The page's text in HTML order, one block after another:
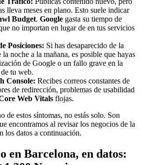
lleva meses en plano. Esto suele indicar
Budget. Google gasta su tiempo de
no importan en lugar de en tus servicios
Posiciones: Si has desaparecido de la
noche a la mañana, es posible que hayas
de Google o un fallo grave en la
tu web.
Console: Recibes correos constantes de
de redirección, problemas de usabilidad
Web Vitals flojas.
de estos síntomas, no estás solo. Son
encontramos al revisar los negocios de la
los datos a continuación.
en Barcelona, en datos: